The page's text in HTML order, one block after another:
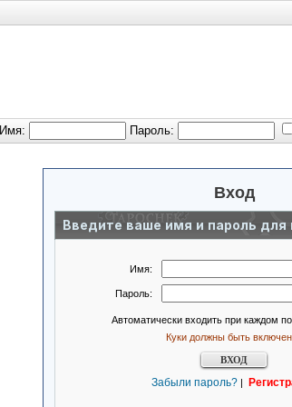
Имя: Пароль:
Вход
Введите ваше имя и пароль для
Имя:
Пароль:
Автоматически входить при каждом
Куки должны быть
Забыли пароль? |